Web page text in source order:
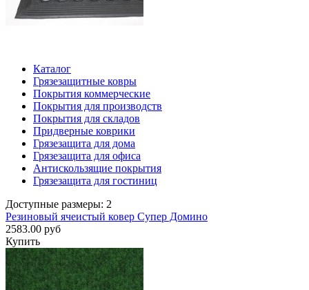
Каталог
Грязезащитные ковры
Покрытия коммерческие
Покрытия для производств
Покрытия для складов
Придверные коврики
Грязезащита для дома
Грязезащита для офиса
Антискользящие покрытия
Грязезащита для гостиниц
Доступные размеры: 2
Резиновый ячеистый ковер Супер Домино
2583.00 руб
Купить